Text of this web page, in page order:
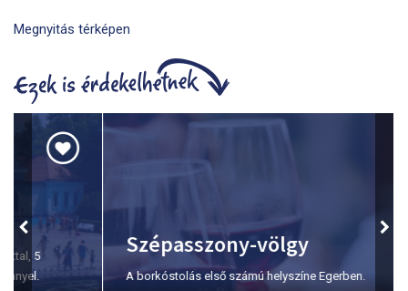
Megnyitás térképen
Szépasszony-völgy
A borkóstolás első számú helyszíne Egerben.